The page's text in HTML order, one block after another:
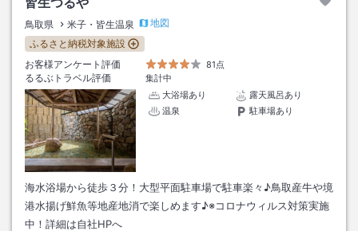
鳥取県 米子・皆生温泉
地図
ふるさと納税対象施設
お客様アンケート評価
81点
るるぶトラベル評価
集計中
大浴場あり
露天風呂あり
温泉
駐車場あり
海水浴場から徒歩３分！大型平面駐車場で駐車楽々♪鳥取産牛や境
港水揚げ鮮魚等地産地消で楽しめます♪※コロナウィルス対策実施
中！詳細は自社HPへ